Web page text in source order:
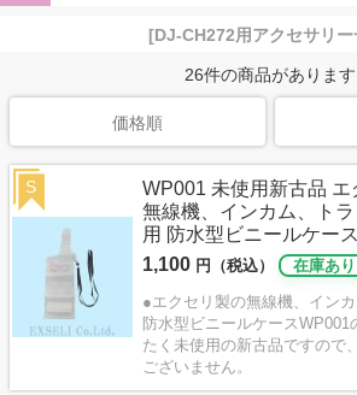
[DJ-CH272用アクセサリー
26件の商品があります
価格順
WP001 未使用新古品 エ
無線機、インカム、ト
用 防水型ビニールケース
1,100 円（税込）
在庫あり
●エクセリ製の無線機、イン
防水型ビニールケースWP001
たく未使用の新古品ですので
ございません。
S